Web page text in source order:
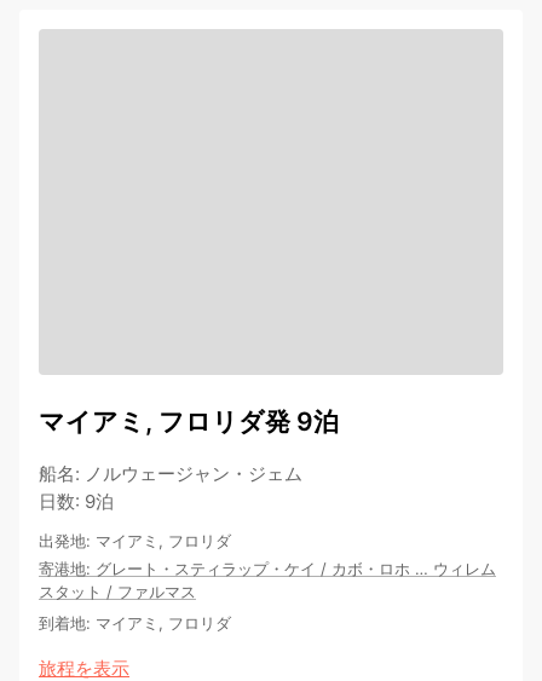
マイアミ, フロリダ発 9泊
船名: ノルウェージャン・ジェム
日数: 9泊
出発地: マイアミ, フロリダ
寄港地: グレート・スティラップ・ケイ / カボ・ロホ … ウィレム
スタット / ファルマス
到着地: マイアミ, フロリダ
旅程を表示